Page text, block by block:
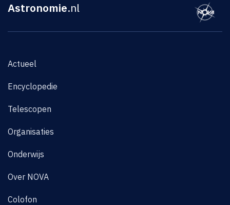
Astronomie.nl
Actueel
Encyclopedie
Telescopen
Organisaties
Onderwijs
Over NOVA
Colofon